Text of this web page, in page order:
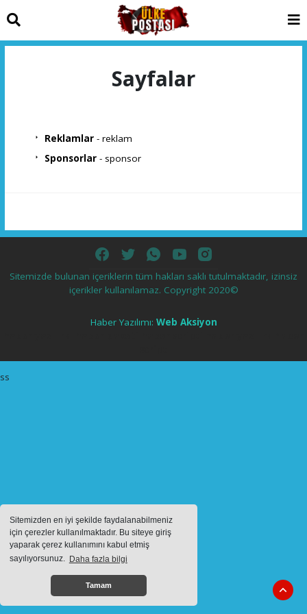
Sitemizden en iyi şekilde faydalanabilmeniz
için çerezler kullanılmaktadır. Bu siteye giriş
yaparak çerez kullanımını kabul etmiş
sayılıyorsunuz. Daha fazla bilgi
Tamam
Sayfalar
Reklamlar - reklam
Sponsorlar - sponsor
Sitemizde bulunan içeriklerin tüm hakları saklı tutulmaktadır, izinsiz
içerikler kullanılamaz. Copyright 2020©
Haber Yazılımı: Web Aksiyon
ss